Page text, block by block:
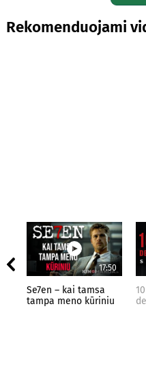
Rekomenduojami
17:50
Se7en – kai tamsa
tampa meno kūriniu